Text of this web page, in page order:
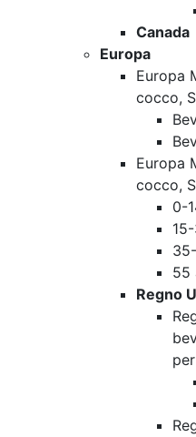
Canada
Europa
Europa
cocco,
Europa
cocco,
0-
55
Regno